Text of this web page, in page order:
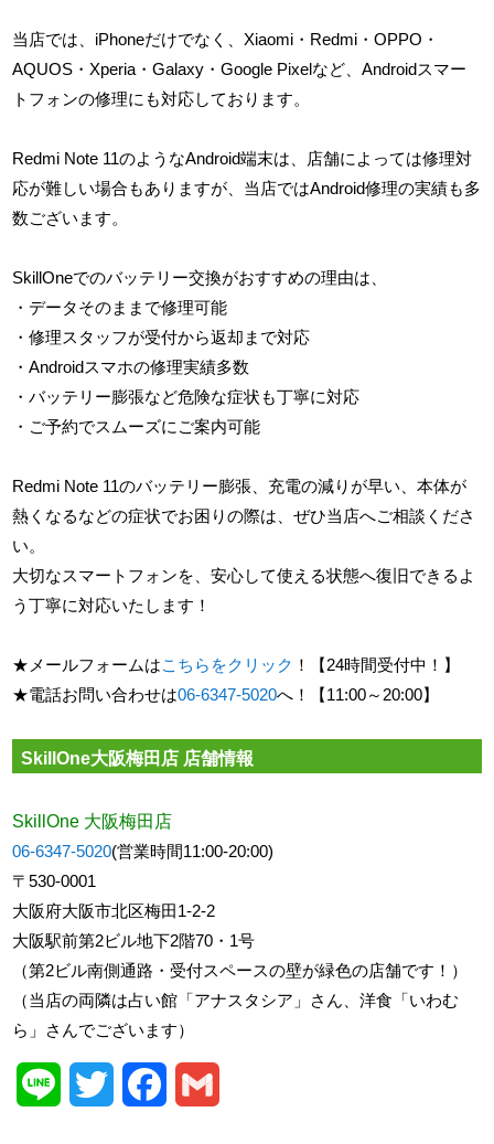
当店では、iPhoneだけでなく、Xiaomi・Redmi・OPPO・
AQUOS・Xperia・Galaxy・Google Pixelなど、Androidスマー
トフォンの修理にも対応しております。
Redmi Note 11のようなAndroid端末は、店舗によっては修理対
応が難しい場合もありますが、当店ではAndroid修理の実績も多
数ございます。
SkillOneでのバッテリー交換がおすすめの理由は、
・データそのままで修理可能
・修理スタッフが受付から返却まで対応
・Androidスマホの修理実績多数
・バッテリー膨張など危険な症状も丁寧に対応
・ご予約でスムーズにご案内可能
Redmi Note 11のバッテリー膨張、充電の減りが早い、本体が
熱くなるなどの症状でお困りの際は、ぜひ当店へご相談くださ
い。
大切なスマートフォンを、安心して使える状態へ復旧できるよ
う丁寧に対応いたします！
★メールフォームはこちらをクリック ！【24時間受付中！】
★電話お問い合わせは06-6347-5020へ！【11:00～20:00】
SkillOne大阪梅田店 店舗情報
SkillOne 大阪梅田店
06-6347-5020(営業時間11:00-20:00)
〒530-0001
大阪府大阪市北区梅田1-2-2
大阪駅前第2ビル地下2階70・1号
（第2ビル南側通路・受付スペースの壁が緑色の店舗です！）
（当店の両隣は占い館「アナスタシア」さん、洋食「いわむ
ら」さんでございます）
Line Twitter Facebook